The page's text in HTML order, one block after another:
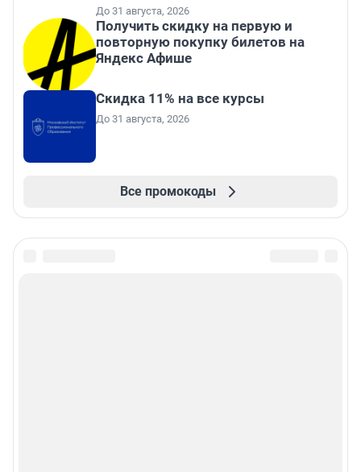
До 31 августа, 2026
Получить скидку на первую и
повторную покупку билетов на
Яндекс Афише
Скидка 11% на все курсы
До 31 августа, 2026
Все промокоды